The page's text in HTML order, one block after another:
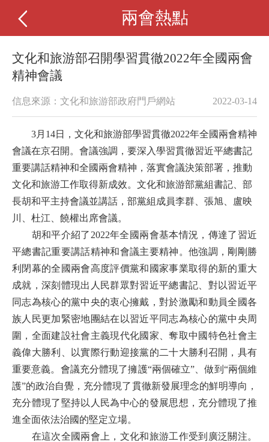
兩會熱點
文化和旅游部召開學習貫徹2022年全國兩會
精神會議
信息來源：文化和旅游部政府門戶網站 2022-03-14
3月14日，文化和旅游部學習貫徹2022年全國兩會精神
會議在京召開。會議強調，要深入學習貫徹習近平總書記
重要講話精神和全國兩會精神，落實會議決策部署，推動
文化和旅游工作取得新成效。文化和旅游部黨組書記、部
長胡和平主持會議並講話，部黨組成員李群、張旭、盧映
川、杜江、饒權出席會議。
胡和平介紹了2022年全國兩會基本情況，傳達了習近
平總書記重要講話精神和會議主要精神。他強調，剛剛勝
利閉幕的全國兩會高度評價黨和國家事業取得的新的重大
成就，深刻體現出人民群眾對習近平總書記、對以習近平
同志為核心的黨中央的衷心擁戴，對於激勵和動員全國各
族人民更加緊密地團結在以習近平同志為核心的黨中央周
圍，全面建設社會主義現代化國家、奪取中國特色社會主
義偉大勝利、以實際行動迎接黨的二十大勝利召開，具有
重要意義。會議充分體現了擁護“兩個確立”、做到“兩個維
護”的政治自覺，充分體現了貫徹新發展理念的鮮明導向，
充分體現了堅持以人民為中心的發展思想，充分體現了推
進全面依法治國的堅定立場。
在這次全國兩會上，文化和旅游工作受到廣泛關注。